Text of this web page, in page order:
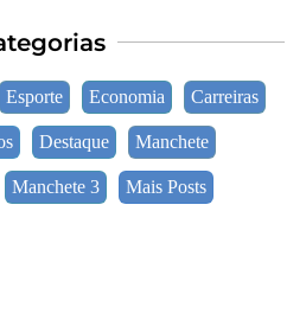
Esporte Economia Carreiras
Destaque Manchete
Manchete 3 Mais Posts